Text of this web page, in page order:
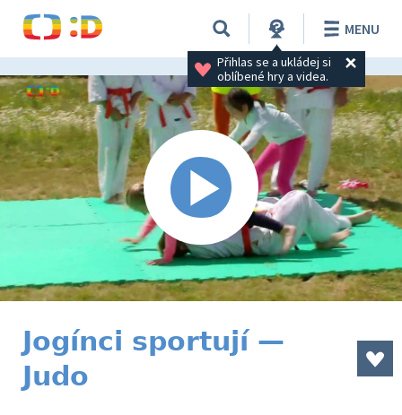
Přihlas se a ukládej si
oblíbené hry a videa.
MENU
Jogínci sportují —
Judo